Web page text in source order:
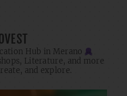
Hub in Merano
Literature, and more
and explore.